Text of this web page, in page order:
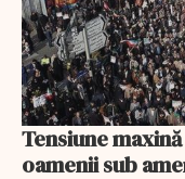
Tensiune
oamenii sub